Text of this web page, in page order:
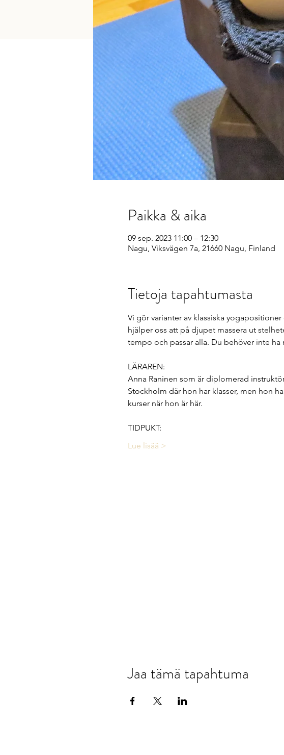
Paikka & aika
09 sep. 2023 11:00 – 12:30
Nagu, Viksvägen 7a, 21660 Nagu, Finland
Tietoja tapahtumasta
Vi gör varianter av klassiska
hjälper oss att på djupet massera ut
tempo och passar alla. Du behöver inte
LÄRAREN:
Anna Raninen som är diplomerad
Stockholm där hon har klasser, men hon
kurser när hon är här.
TIDPUKT:
Lue lisää >
Jaa tämä tapahtuma